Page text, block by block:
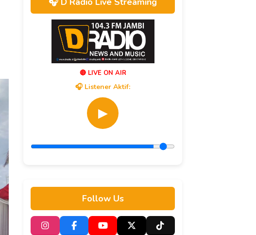
🔴 LIVE ON AIR
🎧 Listener Aktif:
▶
Follow Us